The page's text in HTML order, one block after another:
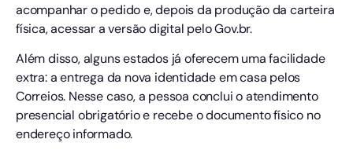
acompanhar o pedido e, depois da produção da carteira
física, acessar a versão digital pelo Gov.br.
Além disso, alguns estados já oferecem uma facilidade
extra: a entrega da nova identidade em casa pelos
Correios. Nesse caso, a pessoa conclui o atendimento
presencial obrigatório e recebe o documento físico no
endereço informado.